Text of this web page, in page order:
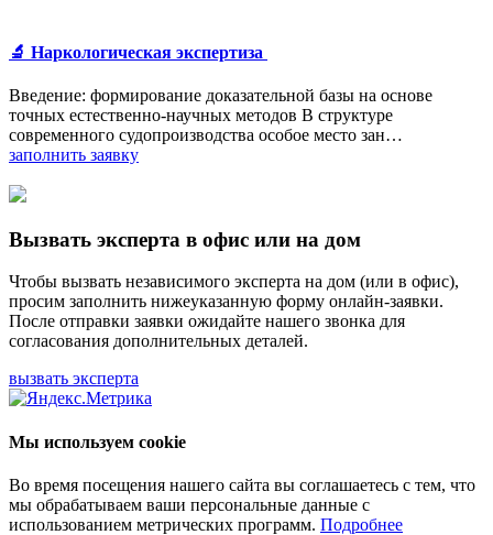
🔬 Наркологическая экспертиза
Введение: формирование доказательной базы на основе
точных естественно-научных методов В структуре
современного судопроизводства особое место зан…
заполнить заявку
Вызвать эксперта в офис или на дом
Чтобы вызвать независимого эксперта на дом (или в офис),
просим заполнить нижеуказанную форму онлайн-заявки.
После отправки заявки ожидайте нашего звонка для
согласования дополнительных деталей.
вызвать эксперта
Мы используем cookie
Во время посещения нашего сайта вы соглашаетесь с тем, что
мы обрабатываем ваши персональные данные с
использованием метрических программ. Подробнее